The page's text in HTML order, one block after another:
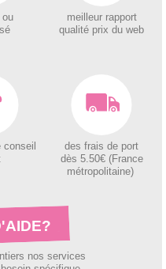
meilleur rapport
qualité prix du web
des frais de port
dès 5.50€ (France
métropolitaine)
nos services